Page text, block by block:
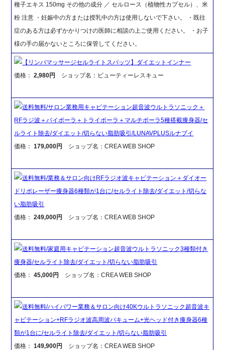
種子エキス 150mg その他の成分 ／ セルロース（植物性カプセル）、米
粉 注意 ・妊娠中の方または授乳中の方は使用しないで下さい。 ・既往
症のある方は必ずかかりつけの医師に相談の上ご使用ください。 ・お子
様の手の届かないところに保管してください。
【リンパマッサージセルライトスパッツ】ダイエットインナー
価格：2,980円 ショップ名：ビューティーレスキュー
送料無料/サロン業務用キャビテーション超音波ウルトラソニック＋
RFラジ波＋バイポーラ＋トライポーラ＋マルチポーラ5種搭載痩身器/セ
ルライト除去/ダイエット/切らない脂肪吸引/LUNAVPLUSルナブイ
価格：179,000円 ショップ名：CREA WEB SHOP
送料無料/業務＆サロン向けRFラジオ波キャビテーション＋ダイオー
ドリポレーザー痩身器6種類が1台に/セルライト除去/ダイエット/切らな
い脂肪吸引
価格：249,000円 ショップ名：CREA WEB SHOP
送料無料/家庭用キャビテーション超音波ウルトラソニック3種類付き
痩身器/セルライト除去/ダイエット/切らない脂肪吸引
価格：45,000円 ショップ名：CREA WEB SHOP
送料無料/ハイパワー業務＆サロン向け40Kウルトラソニック超音波キ
ャビテーション+RFラジオ波高周波バキューム+光ヘッド付き痩身器6種
類が1台に/セルライト除去/ダイエット/切らない脂肪吸引
価格：149,900円 ショップ名：CREA WEB SHOP